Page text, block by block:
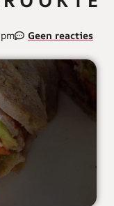
Geen reacties